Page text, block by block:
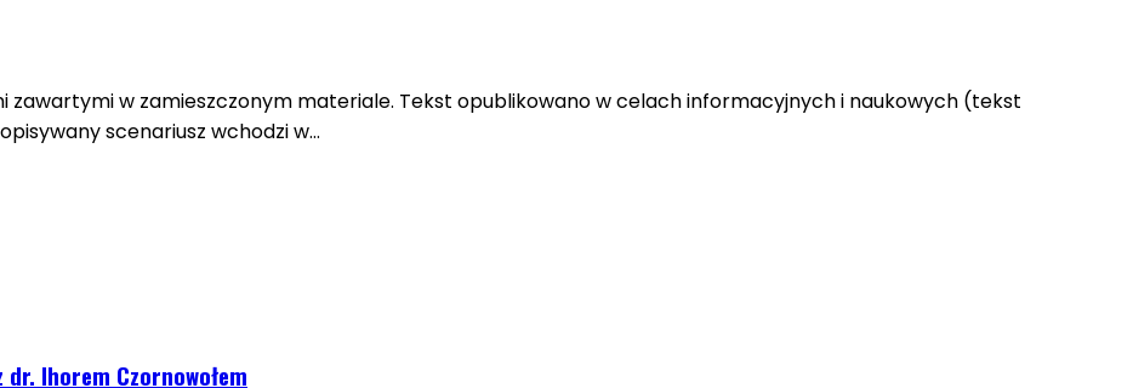
zawartymi w zamieszczonym materiale. Tekst opublikowano w celach informacyjnych i naukowych (tekst
scenariusz wchodzi w…
Ihorem Czornowołem